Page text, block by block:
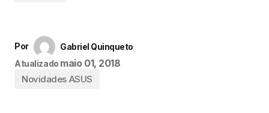
Por
Gabriel Quinqueto
Atualizado maio 01, 2018
Novidades ASUS